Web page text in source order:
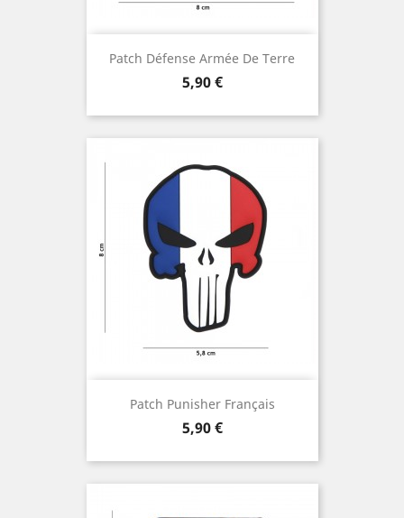
Patch Défense Armée De Terre
Prix
5,90 €
Patch Punisher Français
Prix
5,90 €